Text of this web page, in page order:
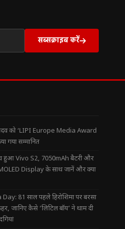
सब्सक्राइब करें
को ‘LIPI Europe Media Award
गया सम्मानित
हुआ Vivo S2, 7050mAh बैटरी और
Display के साथ जानें और क्या
81 साल पहले हिरोशिमा पर बरसा
जानिए कैसे ‘लिटिल बॉय’ ने थाम दी